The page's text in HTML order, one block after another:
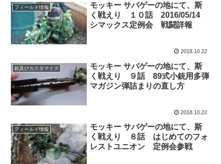
フィールド情報
モッキー サバゲーの地にて、斯
く戦えり １０話 2016/05/14
シマックス定例会 戦闘詳報
2018.10.22
銃及びカスタマイズ
モッキー サバゲーの地にて、斯
く戦えり ９話 89式小銃用多弾
マガジン弾詰まりの直し方
2018.10.22
フィールド情報
モッキー サバゲーの地にて、斯
く戦えり ８話 はじめてのフォ
レストユニオン 定例会参戦